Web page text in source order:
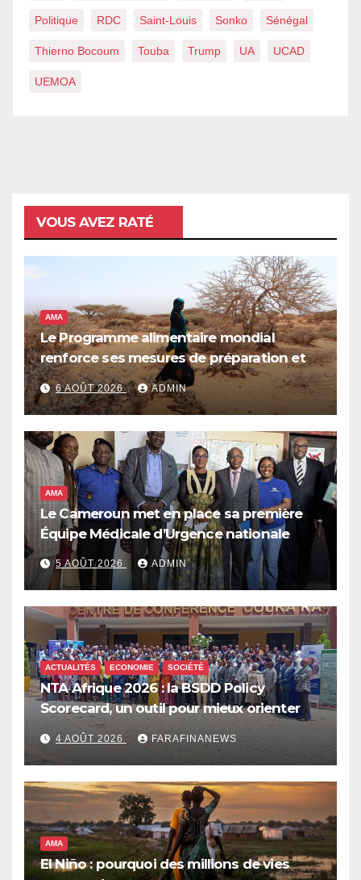
Politique RDC Saint-Louis Sonko Sénégal
Thierno Bocoum Touba Trump UA UCAD
UEMOA
VOUS AVEZ RATÉ
AMA
Le Programme alimentaire mondial
renforce ses mesures de préparation et
de réponse face à la menace d’El Niño,
qui pourrait plonger des dizaines de
millions de personnes dans l’insécurité
alimentaire aiguë
6 AOÛT 2026 ADMIN
AMA
Le Cameroun met en place sa première
Équipe Médicale d’Urgence nationale
5 AOÛT 2026 ADMIN
ACTUALITÉS ECONOMIE SOCIÉTÉ
NTA Afrique 2026 : la BSDD Policy
Scorecard, un outil pour mieux orienter
les dépenses publiques
4 AOÛT 2026 FARAFINANEWS
AMA
El Niño : pourquoi des millions de vies